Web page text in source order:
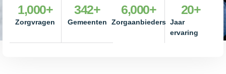
Zorgvragen
1,000+
Gemeenten
342+
Zorgaanbieders
6,000+
Jaar
ervaring
20+